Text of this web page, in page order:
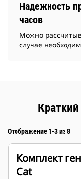
Надежность
часов
Можно
случае
Отображение 1-3 из 8
Комплект
Cat